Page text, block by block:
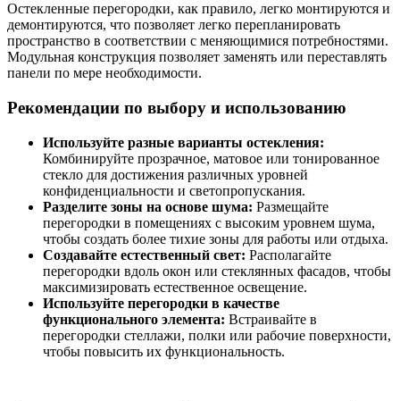
Остекленные перегородки, как правило, легко монтируются и
демонтируются, что позволяет легко перепланировать
пространство в соответствии с меняющимися потребностями.
Модульная конструкция позволяет заменять или переставлять
панели по мере необходимости.
Рекомендации по выбору и использованию
Используйте разные варианты остекления:
Комбинируйте прозрачное, матовое или тонированное
стекло для достижения различных уровней
конфиденциальности и светопропускания.
Разделите зоны на основе шума: Размещайте
перегородки в помещениях с высоким уровнем шума,
чтобы создать более тихие зоны для работы или отдыха.
Создавайте естественный свет: Располагайте
перегородки вдоль окон или стеклянных фасадов, чтобы
максимизировать естественное освещение.
Используйте перегородки в качестве
функционального элемента: Встраивайте в
перегородки стеллажи, полки или рабочие поверхности,
чтобы повысить их функциональность.